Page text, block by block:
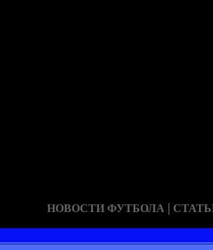
НОВОСТИ ФУТБОЛА |